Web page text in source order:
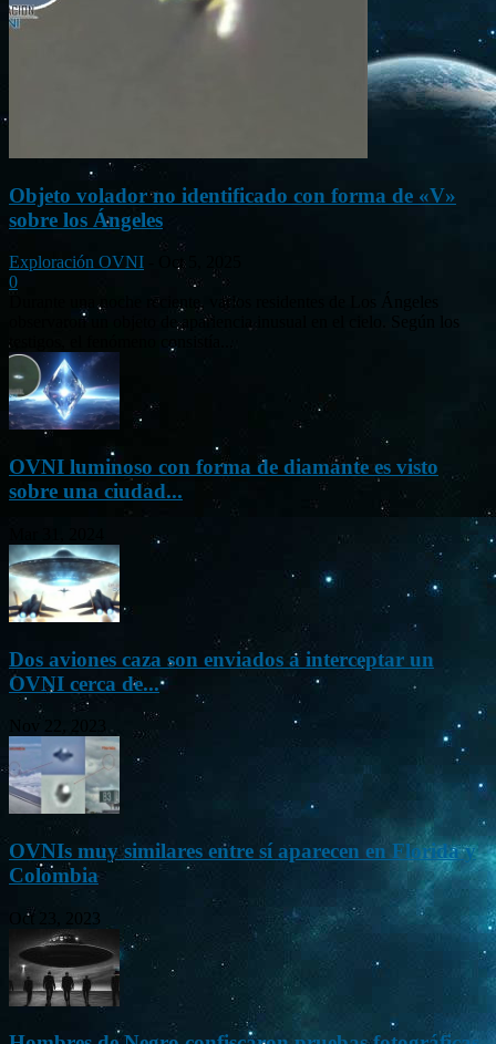
Objeto volador no identificado con forma de «V»
sobre los Ángeles
Exploración OVNI
Oct 5, 2025
0
Durante una noche reciente, varios residentes de Los Ángeles
observaron un objeto de apariencia inusual en el cielo. Según los
testigos, el fenómeno consistía...
OVNI luminoso con forma de diamante es visto
sobre una ciudad...
Dos aviones caza son enviados a interceptar un
OVNI cerca de...
OVNIs muy similares entre sí aparecen en Florida y
Colombia
Oct 23, 2023